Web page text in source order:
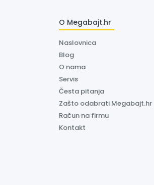
O Megabajt.hr
Naslovnica
Blog
O nama
Servis
Česta pitanja
Zašto odabrati Megabajt.hr
Račun na firmu
Kontakt